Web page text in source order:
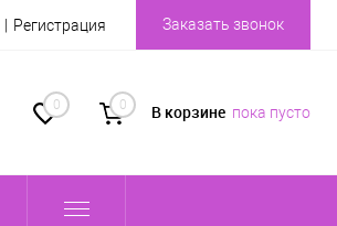
Регистрация Заказать звонок
0 0 В корзине пока пусто